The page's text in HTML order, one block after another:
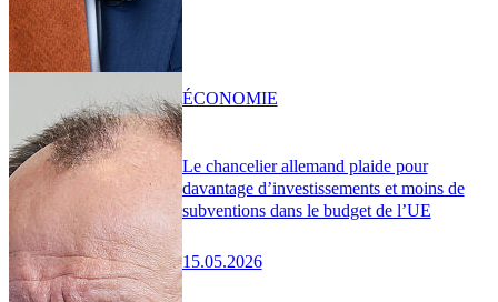
Le chancelier allemand plaide pour
davantage d’investissements et moins de
subventions dans le budget de l’UE
15.05.2026
ÉCONOMIE